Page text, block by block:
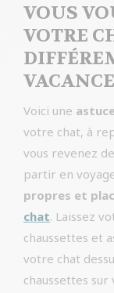
VOUS
VOTRE
Voici une
votre chat, à
vous revenez
partir en
propres et
chat. Laissez
chaussettes et
votre chat
chaussettes